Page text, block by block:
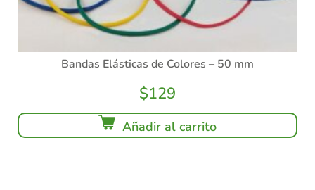
Bandas Elásticas de Colores – 50 mm
$129
Añadir al carrito